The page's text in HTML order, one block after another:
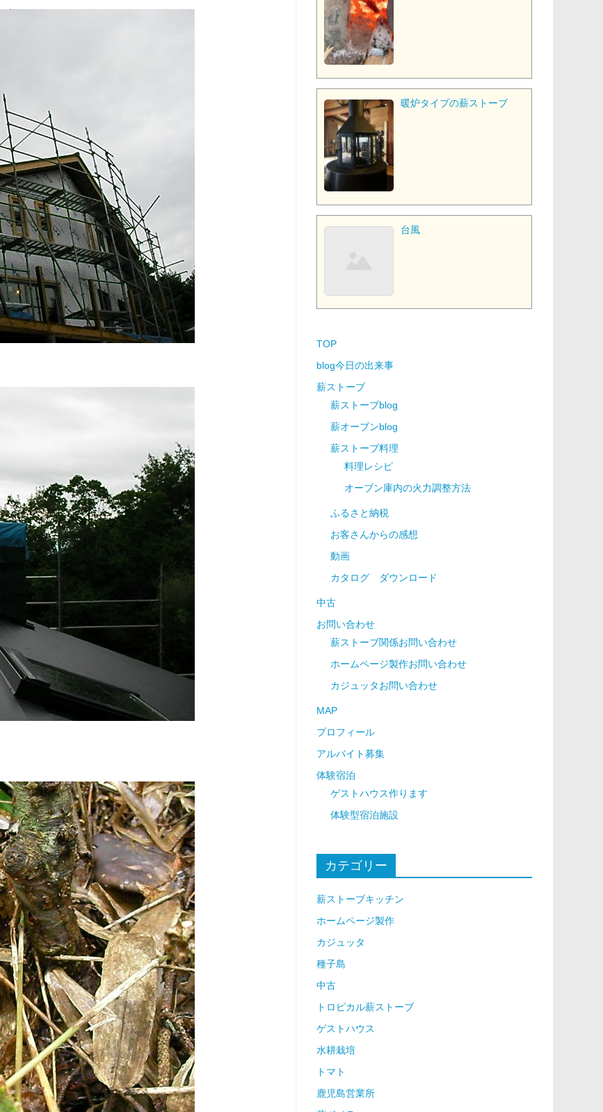
暖炉タイプの薪ストーブ
台風
TOP
blog今日の出来事
薪ストーブ
薪ストーブblog
薪オーブンblog
薪ストーブ料理
料理レシピ
オーブン庫内の火力調整方法
ふるさと納税
お客さんからの感想
動画
カタログ ダウンロード
中古
お問い合わせ
薪ストーブ関係お問い合わせ
ホームページ製作お問い合わせ
カジュッタお問い合わせ
MAP
プロフィール
アルバイト募集
体験宿泊
ゲストハウス作ります
体験型宿泊施設
カテゴリー
薪ストーブキッチン
ホームページ製作
カジュッタ
種子島
中古
トロピカル薪ストーブ
ゲストハウス
水耕栽培
トマト
鹿児島営業所